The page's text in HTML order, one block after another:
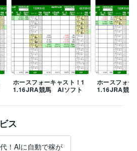
ホースフォーキャスト！1
1.16JRA競馬 AIソフト
ホースフォー
1.16JRA競
ス
！AIに自動で稼が